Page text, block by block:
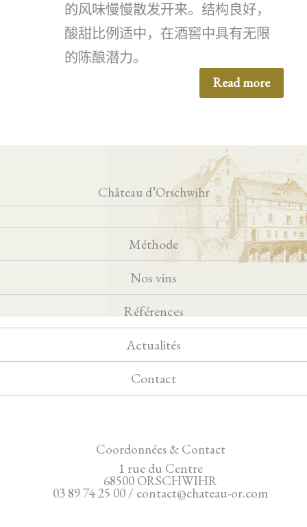
的风味慢慢散发开来。结构良好，
酸甜比例适中，在酒窖中具有无限
的陈酿潜力。
Read more
Château d’Orschwihr
Méthode
Nos vins
Références
Actualités
Contact
Coordonnées & Contact
1 rue du Centre
68500 ORSCHWIHR
03 89 74 25 00 / contact@chateau-or.com